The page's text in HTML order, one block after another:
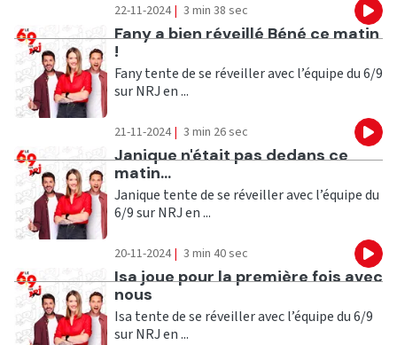
22-11-2024 | 3 min 38 sec
Ecouter
Fany a bien réveillé Béné ce matin
!
Fany tente de se réveiller avec l’équipe du 6/9
sur NRJ en ...
21-11-2024 | 3 min 26 sec
Ecouter
Janique n'était pas dedans ce
matin...
Janique tente de se réveiller avec l’équipe du
6/9 sur NRJ en ...
20-11-2024 | 3 min 40 sec
Ecouter
Isa joue pour la première fois avec
nous
Isa tente de se réveiller avec l’équipe du 6/9
sur NRJ en ...